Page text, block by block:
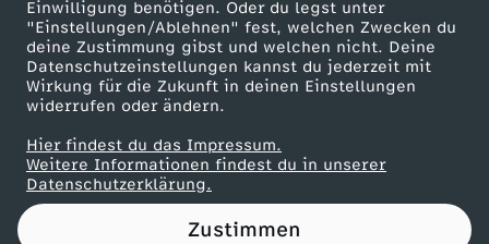
Einwilligung benötigen. Oder du legst unter
"Einstellungen/Ablehnen" fest, welchen Zwecken du
deine Zustimmung gibst und welchen nicht. Deine
Datenschutzeinstellungen kannst du jederzeit mit
Wirkung für die Zukunft in deinen Einstellungen
widerrufen oder ändern.
Hier findest du das Impressum.
Weitere Informationen findest du in unserer
Datenschutzerklärung.
Zustimmen
K
l
i
m
Partner